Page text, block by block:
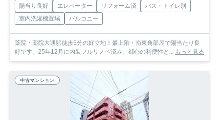
陽当り良好 エレベーター リフォーム済
バス・トイレ別
室内洗濯機置場
バルコニー
薬院・薬院大通駅徒歩5分の好立地！最上階・南東角部屋で陽当たり良
好です。25年12月に内装フルリノベ済み。都心の利便性と... もっと見る
中古マンション